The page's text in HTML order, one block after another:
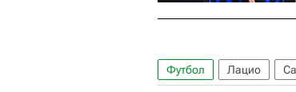
Футбол Лацио